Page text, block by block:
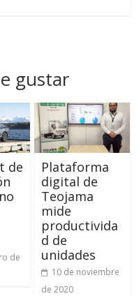
gustar
de
de
Plataforma
digital de
Teojama
mide
productivida
d de
unidades
10 de noviembre
de 2020